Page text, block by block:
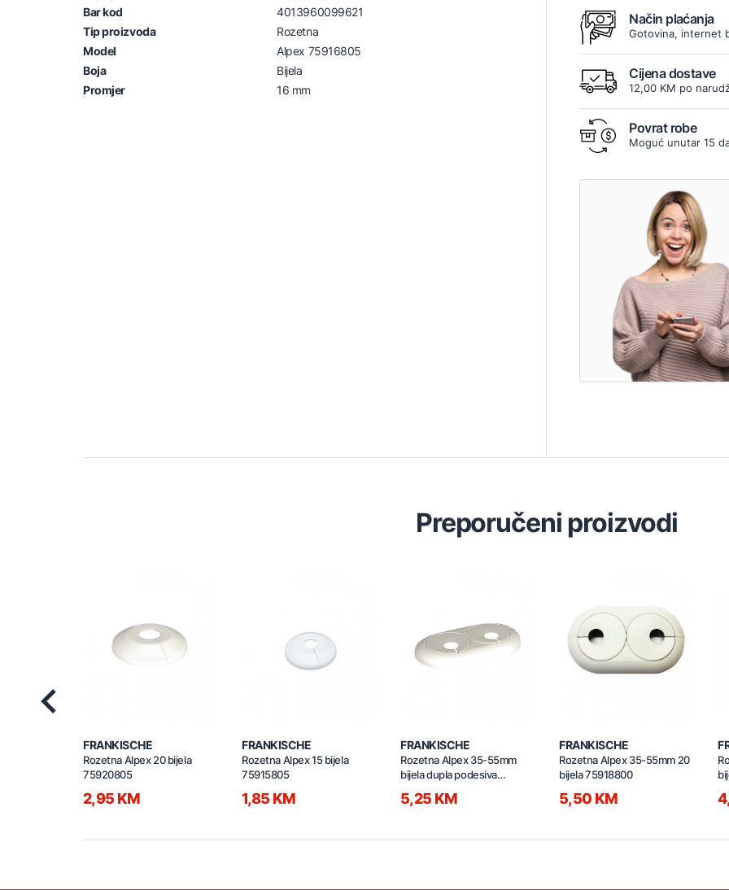
Bar kod
4013960099621
Tip proizvoda
Rozetna
Model
Alpex 75916805
Boja
Bijela
Promjer
16 mm
Način plaćanja
Gotovina, internet
Cijena dostave
12,00 KM po
Povrat robe
Moguć unutar 15
Preporučeni proizvodi
FRANKISCHE
Rozetna Alpex 20 bijela
75920805
2,95 KM
FRANKISCHE
Rozetna Alpex 15 bijela
75915805
1,85 KM
FRANKISCHE
Rozetna Alpex 35-55mm
bijela dupla podesiva
72900802
5,25 KM
FRANKISCHE
Rozetna Alpex 35-55mm 20
bijela 75918800
5,50 KM